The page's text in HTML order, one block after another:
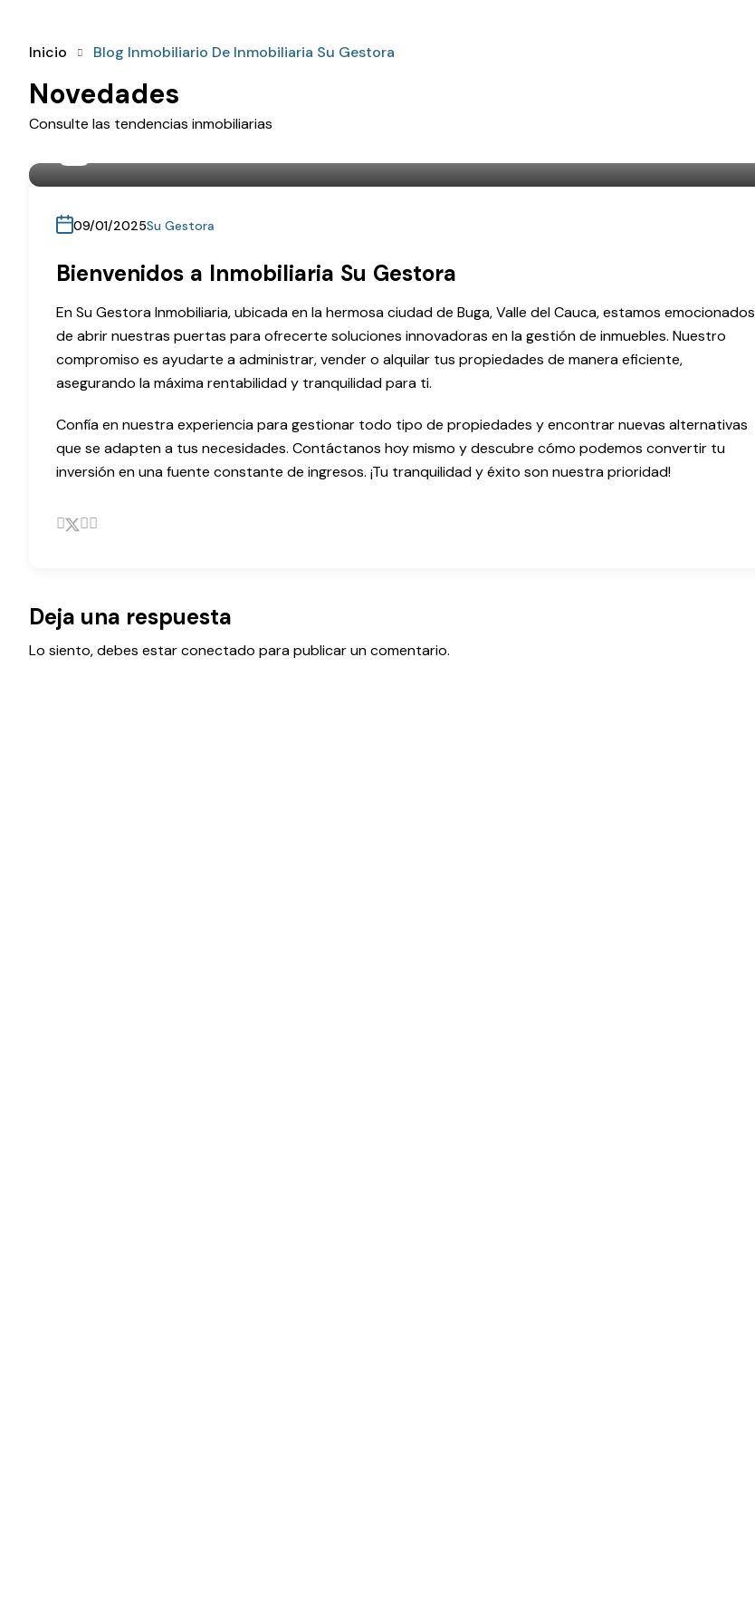
Inicio Blog Inmobiliario De Inmobiliaria Su Gestora
Novedades
Consulte las tendencias inmobiliarias
09/01/2025Su Gestora
Bienvenidos a Inmobiliaria Su Gestora
En Su Gestora Inmobiliaria, ubicada en la hermosa ciudad de Buga, Valle del Cauca, estamos emocionados
de abrir nuestras puertas para ofrecerte soluciones innovadoras en la gestión de inmuebles. Nuestro
compromiso es ayudarte a administrar, vender o alquilar tus propiedades de manera eficiente,
asegurando la máxima rentabilidad y tranquilidad para ti.
Confía en nuestra experiencia para gestionar todo tipo de propiedades y encontrar nuevas alternativas
que se adapten a tus necesidades. Contáctanos hoy mismo y descubre cómo podemos convertir tu
inversión en una fuente constante de ingresos. ¡Tu tranquilidad y éxito son nuestra prioridad!
Deja una respuesta
Lo siento, debes estarconectado para publicar un comentario.